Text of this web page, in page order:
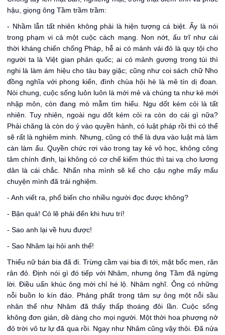
hậu, giọng ông Tầm trầm trầm:
- Nhầm lẫn tất nhiên không phải là hiện tượng cá biệt. Ấy là nói
trong phạm vi cả một cuộc cách mạng. Non nớt, ấu trĩ như cái
thời kháng chiến chống Pháp, hễ ai có mảnh vải đỏ là quy tội cho
người ta là Việt gian phản quốc; ai có mảnh gương trong túi thì
nghi là làm ám hiệu cho tàu bay giặc; cũng như coi sách chữ Nho
đồng nghĩa với phong kiến, đình chùa hội hè là mê tín dị đoan.
Nói chung, cuộc sống luôn luôn là mới mẻ và chúng ta như kẻ mới
nhập môn, còn đang mò mẫm tìm hiểu. Ngu dốt kém cỏi là tất
nhiên. Tuy nhiên, ngoài ngu dốt kém cỏi ra còn do cái gì nữa?
Phải chăng là còn do ỷ vào quyền hành, có luật pháp rồi thì có thể
sẽ rất là nghiêm minh. Nhưng, cũng có thể là dựa vào luật mà làm
càn làm ẩu. Quyền chức rơi vào trong tay kẻ vô học, không công
tâm chính đinh, lại không có cơ chế kiểm thúc thì tai vạ cho lương
dân là cái chắc. Nhẩn nha mình sẽ kể cho cậu nghe mấy mẩu
chuyện mình đã trải nghiệm.
- Anh viết ra, phổ biến cho nhiều người đọc được không?
- Bận quá! Có lẽ phải đến khi hưu trí!
- Sao anh lại về hưu được!
- Sao Nhâm lại hỏi anh thế!
Thiếu nữ bán bia đã đi. Trừng cầm vại bia đi tới, mặt bốc men, rân
rân đỏ. Định nói gì đó tiếp với Nhâm, nhưng ông Tầm đã ngừng
lời. Điều uẩn khúc ông mới chỉ hé lộ. Nhâm nghĩ. Ông có những
nỗi buồn lo kín đáo. Phảng phất trong tâm sự ông một nỗi sầu
nhân thế như Nhâm đã thấy thấp thoáng đôi lần. Cuộc sống
không đơn giản, dề dàng cho mọi người. Một thời hoa phượng nở
đỏ trời vô tư lự đã qua rồi. Ngay như Nhâm cũng vậy thôi. Đã nửa